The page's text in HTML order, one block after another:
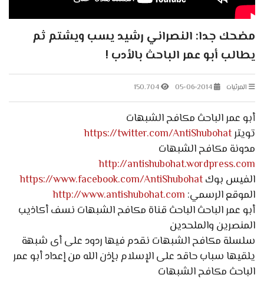
مضحك جدا: النصراني رشيد يسب ويشتم ثم
يطالب أبو عمر الباحث بالأدب !
المرئيات 05-06-2014
150.704
أبو عمر الباحث مكافح الشبهات
تويترhttps://twitter.com/AntiShubohat
مدونة مكافح الشبهات
http://antishubohat.wordpress.com
الفيس بوكhttps://www.facebook.com/AntiShubohat
الموقع الرسمي: http://www.antishubohat.com
أبو عمر الباحث الباحث قناة مكافح الشبهات نسف أكاذيب
المنصرين والملحدين
سلسلة مكافح الشبهات نقدم فيها ردود على أى شبهة
يلقيها سباب حاقد على الإسلام بإذن الله من إعداد أبو عمر
الباحث مكافح الشبهات